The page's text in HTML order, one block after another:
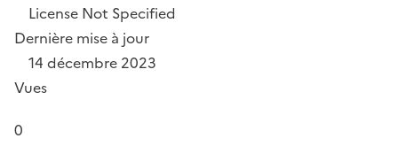
License Not Specified
Dernière mise à jour
14 décembre 2023
Vues
0